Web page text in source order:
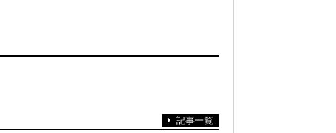
記事一覧